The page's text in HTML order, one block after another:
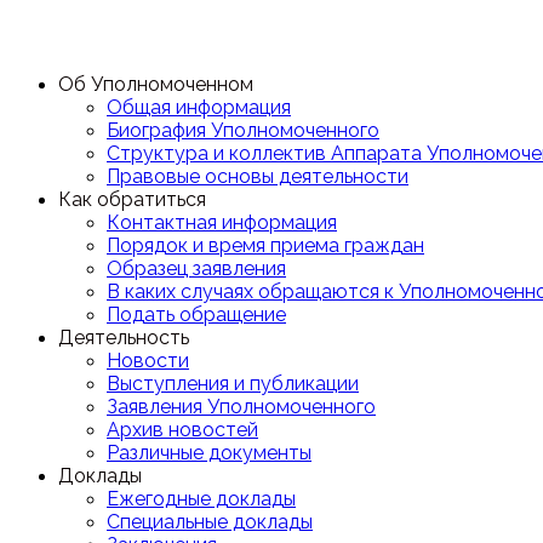
Об Уполномоченном
Общая информация
Биография Уполномоченного
Структура и коллектив Аппарата
Правовые основы деятельности
Как обратиться
Контактная информация
Порядок и время приема граждан
Образец заявления
В каких случаях обращаются к
Подать обращение
Деятельность
Новости
Выступления и публикации
Заявления Уполномоченного
Архив новостей
Различные документы
Доклады
Ежегодные доклады
Специальные доклады